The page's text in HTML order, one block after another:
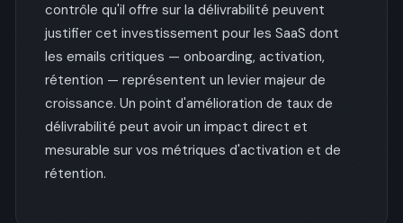
contrôle qu'il offre sur la délivrabilité peuvent
justifier cet investissement pour les SaaS dont
les emails critiques — onboarding, activation,
rétention — représentent un levier majeur de
croissance. Un point d'amélioration de taux de
délivrabilité peut avoir un impact direct et
mesurable sur vos métriques d'activation et de
rétention.